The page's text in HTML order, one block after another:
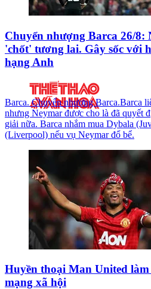
Chuyển nhượng Barca 26/8:
'chốt' tương lai. Gây sốc với
hạng Anh
Barca. Chuyển nhượng Barca.Barca
nhưng Neymar được cho là đã quyết
giải nữa. Barca nhắm mua Dybala
(Liverpool) nếu vụ Neymar đổ bể.
Huyền thoại Man United
mạng xã hội